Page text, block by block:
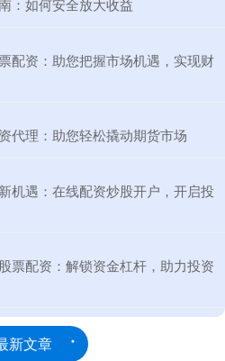
：如何安全放大收益
配资：助您把握市场机遇，实现财
代理：助您轻松撬动期货市场
机遇：在线配资炒股开户，开启投
票配资：解锁资金杠杆，助力投资
新文章